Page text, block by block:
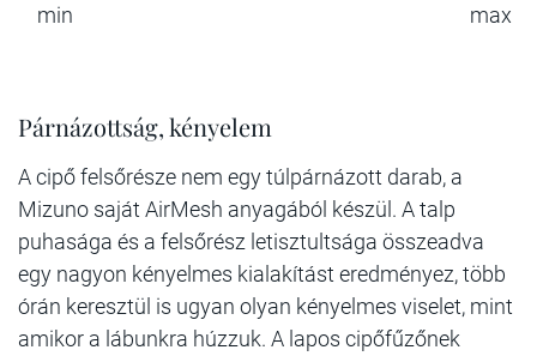
min max
Párnázottság, kényelem
A cipő felsőrésze nem egy túlpárnázott darab, a
Mizuno saját AirMesh anyagából készül. A talp
puhasága és a felsőrész letisztultsága összeadva
egy nagyon kényelmes kialakítást eredményez, több
órán keresztül is ugyan olyan kényelmes viselet, mint
amikor a lábunkra húzzuk. A lapos cipőfűzőnek